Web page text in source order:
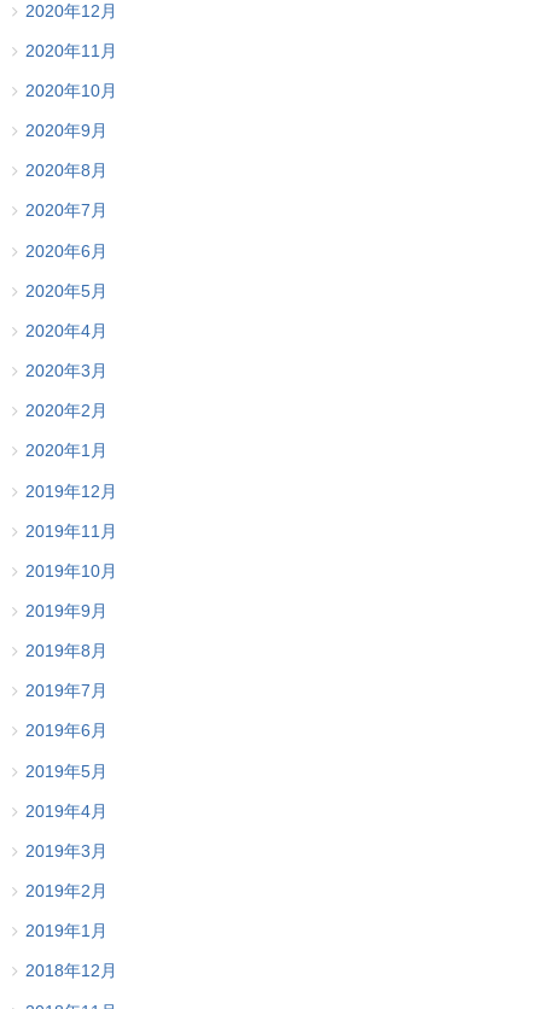
2020年12月
2020年11月
2020年10月
2020年9月
2020年8月
2020年7月
2020年6月
2020年5月
2020年4月
2020年3月
2020年2月
2020年1月
2019年12月
2019年11月
2019年10月
2019年9月
2019年8月
2019年7月
2019年6月
2019年5月
2019年4月
2019年3月
2019年2月
2019年1月
2018年12月